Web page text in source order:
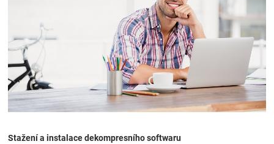
děti
Těhotenské
Stažení a instalace dekompresního softwaru